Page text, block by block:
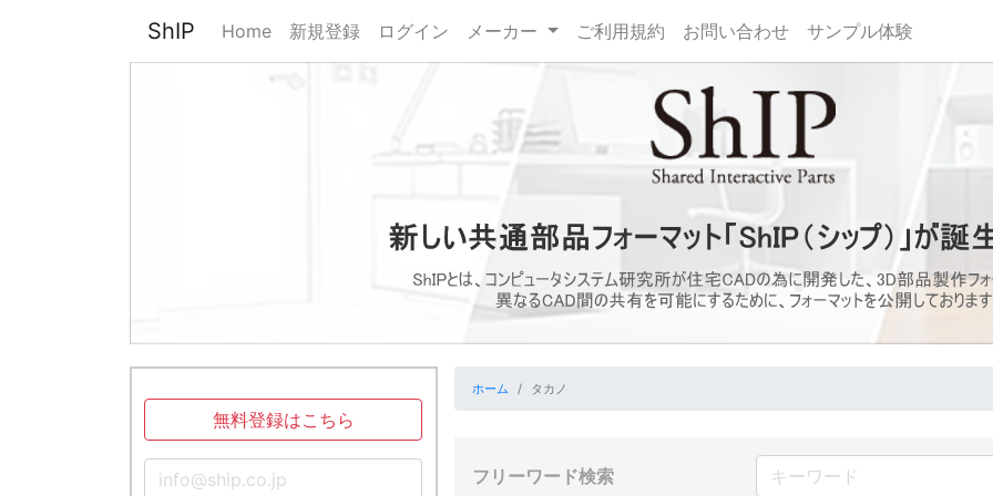
ShIP Home 新規登録 ログイン メーカー ご利用規約 お問い合わせ サンプル体験
無料登録はこちら
ホーム タカノ
フリーワード検索